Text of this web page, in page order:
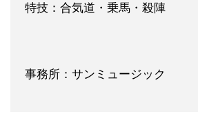
特技：合気道・乗馬・殺陣
事務所：サンミュージック